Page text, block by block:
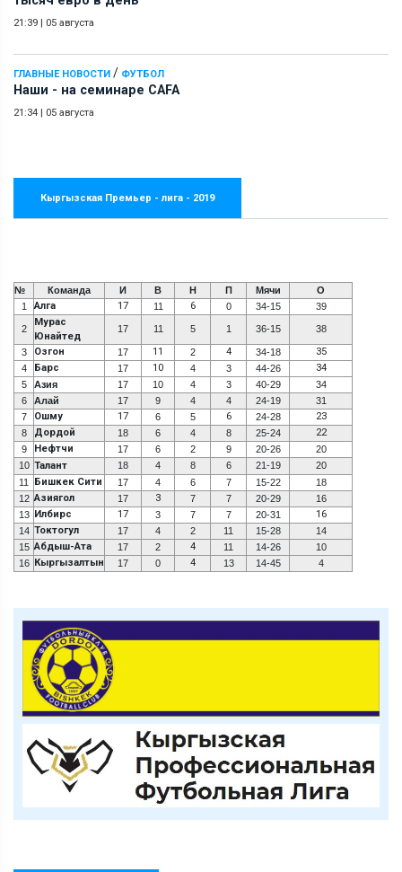
21:39 | 05 августа
ГЛАВНЫЕ НОВОСТИ / ФУТБОЛ
Наши - на семинаре СAFA
21:34 | 05 августа
Кыргызская Премьер - лига - 2019
№ Команда И В Н П Мячи
О
1
Алга 17 11 6 0 34-15 39
2
Мурас
Юнайтед
17 11 5 1 36-15 38
3 Озгон 17 11 2 4 34-18 35
4 Барс 17 10 4 3 44-26 34
5 Азия 17 10 4 3 40-29
34
6
Алай 17 9 4 4 24-19
31
7
Ошму 17 6 5 6 24-28 23
8 Дордой 18 6 4 8 25-24 22
9 Нефтчи 17 6 2 9 20-26
20
10 Талант 18 4 8 6 21-19
20
11
Бишкек Сити 17 4 6 7 15-22
18
12 Азиягол 17 3 7 7 20-29
16
13 Илбирс 17 3 7 7 20-31 16
14 Токтогул 17 4 2 11 15-28
14
15 Абдыш-Ата 17 2 4 11 14-26
10
16 Кыргызалтын 17 0 4 13 14-45 4